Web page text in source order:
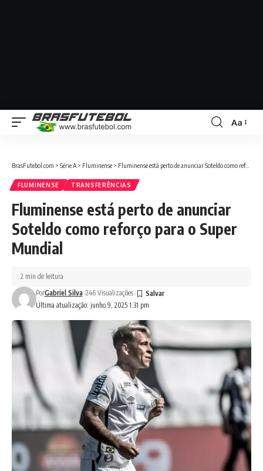
Aa
BrasFutebol.com > Série A > Fluminense > Fluminense está perto de anunciar Soteldo como reforço para o Super Mundial
FLUMINENSE TRANSFERÊNCIAS
Fluminense está perto de anunciar
Soteldo como reforço para o Super
Mundial
Última atualização: junho 9, 2025 1:31 pm
PorGabriel Silva 246 Visualizações
2 min de leitura